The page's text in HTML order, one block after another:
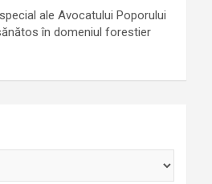
ale Avocatului Poporului
în domeniul forestier